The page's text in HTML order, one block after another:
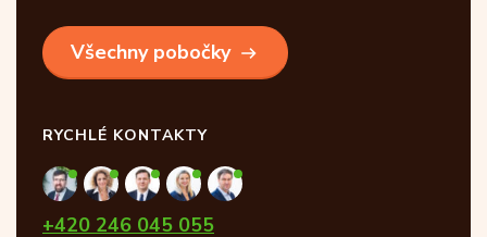
Všechny pobočky
RYCHLÉ KONTAKTY
+420 246 045 055